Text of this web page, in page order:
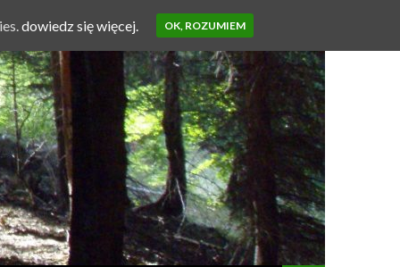
dowiedz się więcej. OK, ROZUMIEM